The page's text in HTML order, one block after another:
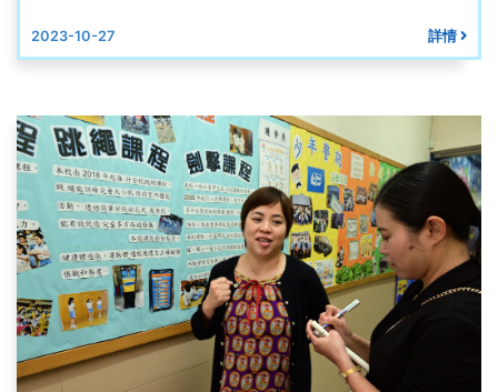
2023-10-27 詳情